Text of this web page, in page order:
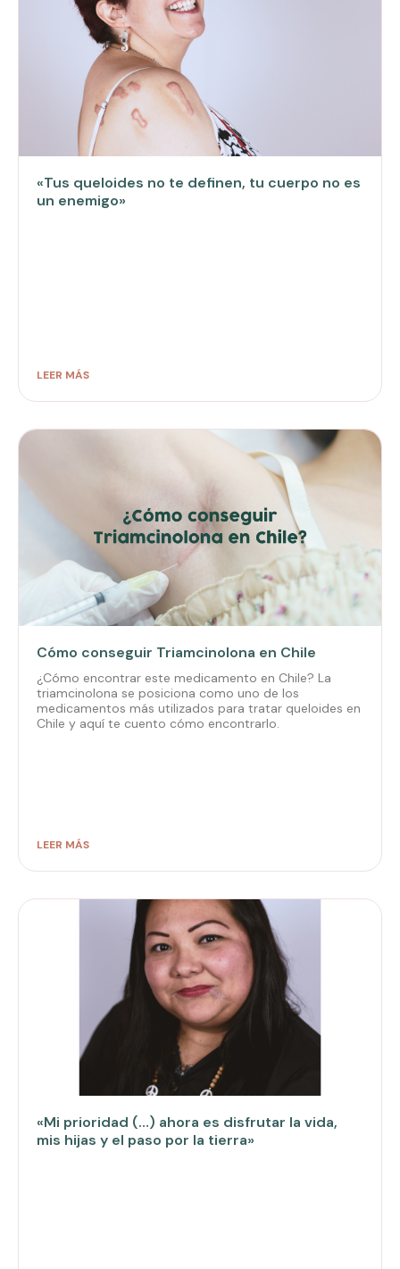
«Tus queloides no te definen, tu cuerpo no es
un enemigo»
LEER MÁS
Cómo conseguir Triamcinolona en Chile
¿Cómo encontrar este medicamento en Chile? La
triamcinolona se posiciona como uno de los
medicamentos más utilizados para tratar queloides en
Chile y aquí te cuento cómo encontrarlo.
LEER MÁS
«Mi prioridad (…) ahora es disfrutar la vida,
mis hijas y el paso por la tierra»